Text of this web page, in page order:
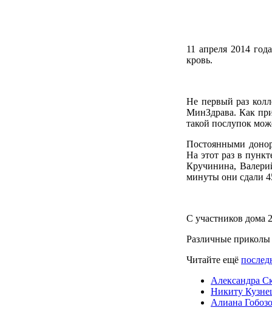
11 апреля 2014
кровь.
Не первый раз
МинЗдрава. Как
такой послупок
Постоянными
На этот раз в
Кручинина,
минуты они сдали
С участников дома
Различные
Читайте ещё
Александра
Никиту
Алиана